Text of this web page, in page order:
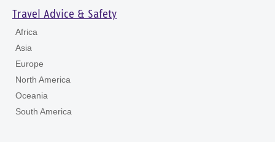
Travel Advice & Safety
Africa
Asia
Europe
North America
Oceania
South America